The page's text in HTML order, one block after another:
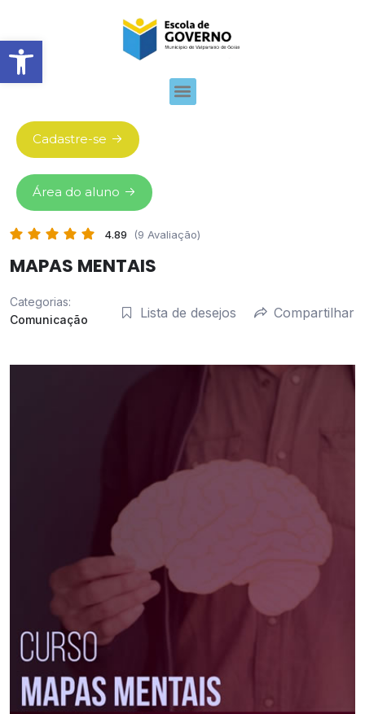
Abrir barra de ferramentas
Cadastre-se
Área do aluno
4.89 (9 Avaliação)
MAPAS MENTAIS
Categorias:
Comunicação
Lista de desejos Compartilhar